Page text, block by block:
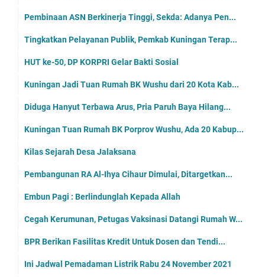
Pembinaan ASN Berkinerja Tinggi, Sekda: Adanya Pen...
Tingkatkan Pelayanan Publik, Pemkab Kuningan Terap...
HUT ke-50, DP KORPRI Gelar Bakti Sosial
Kuningan Jadi Tuan Rumah BK Wushu dari 20 Kota Kab...
Diduga Hanyut Terbawa Arus, Pria Paruh Baya Hilang...
Kuningan Tuan Rumah BK Porprov Wushu, Ada 20 Kabup...
Kilas Sejarah Desa Jalaksana
Pembangunan RA Al-Ihya Cihaur Dimulai, Ditargetkan...
Embun Pagi : Berlindunglah Kepada Allah
Cegah Kerumunan, Petugas Vaksinasi Datangi Rumah W...
BPR Berikan Fasilitas Kredit Untuk Dosen dan Tendi...
Ini Jadwal Pemadaman Listrik Rabu 24 November 2021